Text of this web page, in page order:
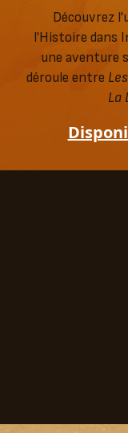
Découvrez
l'Histoire dans
une aventure
déroule entre
La